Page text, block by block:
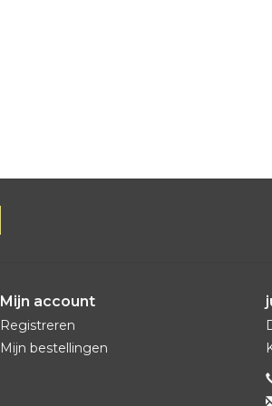
Mijn account
Registreren
Mijn bestellingen